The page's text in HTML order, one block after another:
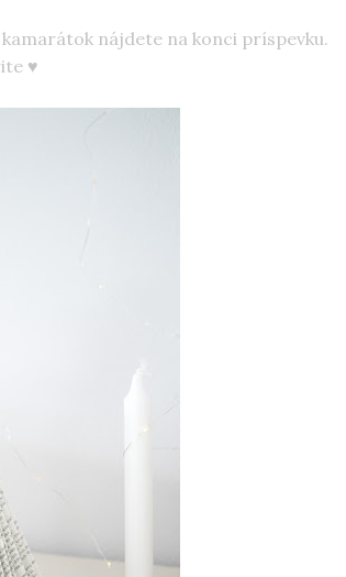
nájdete na konci príspevku.
♥